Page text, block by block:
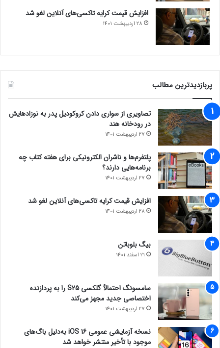
افزایش قیمت کرایه تاکسی‌های آنلاین لغو شد
28 اردیبهشت 1401
پربازدیدترین مطالب
تصاویری از سواری دادن کروکودیل پدر به نوزادهایش
در رودخانه هند
27 اردیبهشت 1401
پلتفرم‌ها و ناشران الکترونیکی برای هفته کتاب چه
برنامه‌هایی دارند؟
27 اردیبهشت 1401
افزایش قیمت کرایه تاکسی‌های آنلاین لغو شد
28 اردیبهشت 1401
بیگ بلوباتن
21 اسفند 1401
سامسونگ احتمالاً گلکسی S25 را به پردازنده
اختصاصی جدید مجهز می‌کند
27 اردیبهشت 1401
نسخه آزمایشی عمومی iOS 16 به‌دلیل باگ‌های
موجود با تأخیر منتشر خواهد شد